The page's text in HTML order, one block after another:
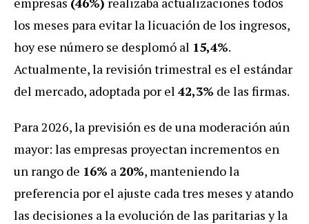
los meses para evitar la licuación de los ingresos,
hoy ese número se desplomó al 15,4%.
Actualmente, la revisión trimestral es el estándar
del mercado, adoptada por el 42,3% de las firmas.
Para 2026, la previsión es de una moderación aún
mayor: las empresas proyectan incrementos en
un rango de 16% a 20%, manteniendo la
preferencia por el ajuste cada tres meses y atando
las decisiones a la evolución de las paritarias y la